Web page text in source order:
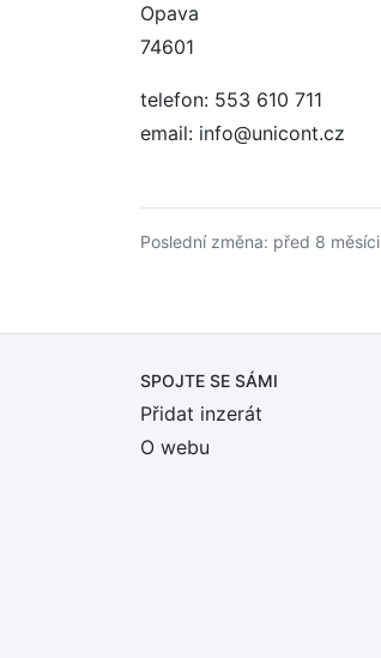
Opava
74601
telefon: 553 610 711
email: info@unicont.cz
Poslední změna: před 8 měsíci
SPOJTE SE SÁMI
Přidat inzerát
O webu